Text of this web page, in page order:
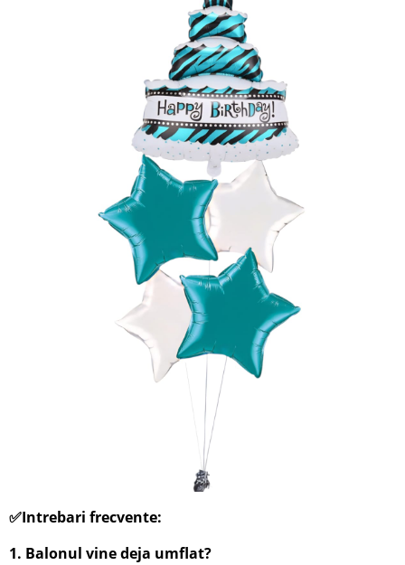
✅Intrebari frecvente:
1. Balonul vine deja umflat?